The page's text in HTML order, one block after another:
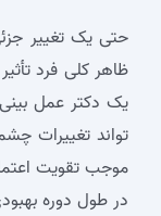
حتی یک تغییر
ظاهر کلی فرد
یک دکتر عمل
تواند تغییرات
موجب تقویت
در طول دوره